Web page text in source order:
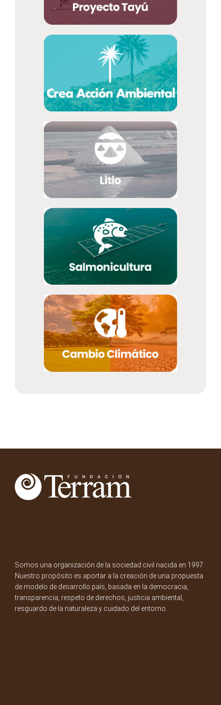
Somos una organización de la sociedad civil nacida en 1997.
Nuestro propósito es aportar a la creación de una propuesta
de modelo de desarrollo país, basada en la democracia,
transparencia, respeto de derechos, justicia ambiental,
resguardo de la naturaleza y cuidado del entorno.